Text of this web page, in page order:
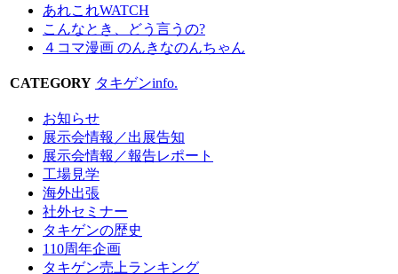
あれこれWATCH
こんなとき、どう言うの?
４コマ漫画 のんきなのんちゃん
CATEGORY タキゲンinfo.
お知らせ
展示会情報／出展告知
展示会情報／報告レポート
工場見学
海外出張
社外セミナー
タキゲンの歴史
110周年企画
タキゲン売上ランキング